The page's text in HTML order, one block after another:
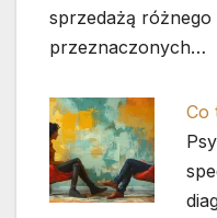
sprzedażą
przeznaczonych…
Co